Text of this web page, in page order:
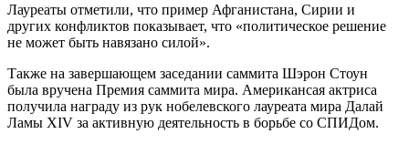
Лауреаты отметили, что пример Афганистана, Сирии и
других конфликтов показывает, что «политическое решение
не может быть навязано силой».
Также на завершающем заседании саммита Шэрон Стоун
была вручена Премия саммита мира. Американсая актриса
получила награду из рук нобелевского лауреата мира Далай
Ламы XIV за активную деятельность в борьбе со СПИДом.